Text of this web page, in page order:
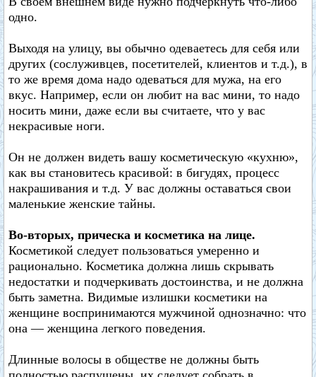
одно.
Выходя на улицу, вы обычно одеваетесь для себя или
других (сослуживцев, посетителей, клиентов и т.д.), в
то же время дома надо одеваться для мужа, на его
вкус. Например, если он любит на вас мини, то надо
носить мини, даже если вы считаете, что у вас
некрасивые ноги.
Он не должен видеть вашу косметическую «кухню»,
как вы становитесь красивой: в бигудях, процесс
накрашивания и т.д. У вас должны оставаться свои
маленькие женские тайны.
Во-вторых, прическа и косметика на лице.
Косметикой следует пользоваться умеренно и
рационально. Косметика должна лишь скрывать
недостатки и подчеркивать достоинства, и не должна
быть заметна. Видимые излишки косметики на
женщине воспринимаются мужчиной однозначно: что
она — женщина легкого поведения.
Длинные волосы в обществе не должны быть